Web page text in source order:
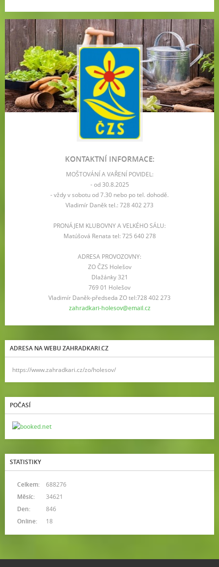
KONTAKTNÍ INFORMACE:
MOŠTOVÁNÍ A VAŘENÍ POVIDEL:
- od 30.8.2025
- vždy v sobotu od 7.30 nebo po tel. dohodě.
Vladimír Daněk tel.: 728 402 273
PRONÁJEM KLUBOVNY A VELKÉHO SÁLU:
Matúšová Renata tel: 725 640 278
ADRESA PROVOZOVNY:
ZO ČZS Holešov
Dlažánky 321
769 01 Holešov
Vladimír Daněk-předseda ZO tel:728 402 273
zahradkari-holesov@email.cz
ADRESA NA WEBU ZAHRADKARI.CZ
https://www.zahradkari.cz/zo/holesov/
POČASÍ
STATISTIKY
Online: 18
Celkem:
688276
Měsíc:
34621
Den:
846